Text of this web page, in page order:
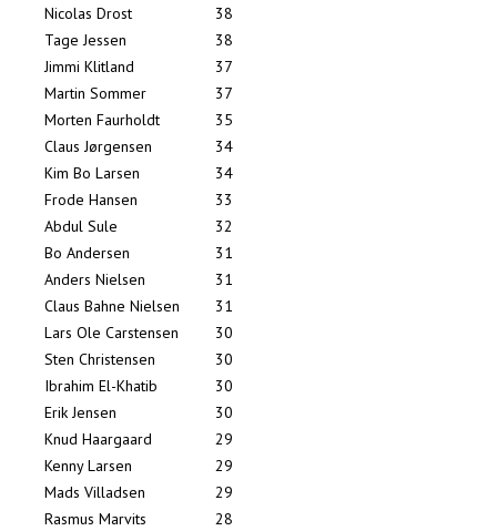
Nicolas Drost
38
Tage Jessen
38
Jimmi Klitland
37
Martin Sommer
37
Morten Faurholdt
35
Claus Jørgensen
34
Kim Bo Larsen
34
Frode Hansen
33
Abdul Sule
32
Bo Andersen
31
Anders Nielsen
31
Claus Bahne Nielsen
31
Lars Ole Carstensen
30
Sten Christensen
30
Ibrahim El-Khatib
30
Erik Jensen
30
Knud Haargaard
29
Kenny Larsen
29
Mads Villadsen
29
Rasmus Marvits
28